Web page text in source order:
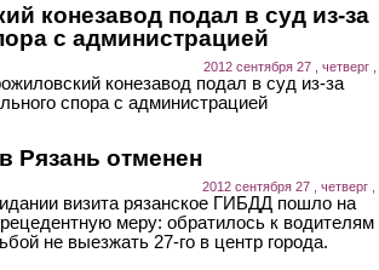
конезавод подал в суд из-за
с администрацией
2012 сентября 27 , четверг ,
конезавод подал в суд из-за
спора с администрацией
Рязань отменен
2012 сентября 27 , четверг ,
визита рязанское ГИБДД пошло на
меру: обратилось к водителям
не выезжать 27-го в центр города.